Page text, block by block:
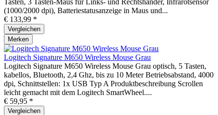
Tasten, 3 Tasten-Maus für Links- und Rechtshänder, Infrarotsensor
(1000/2000 dpi), Batteriestatusanzeige in Maus und...
€ 133,99 *
Vergleichen
Merken
Logitech Signature M650 Wireless Mouse Grau
Logitech Signature M650 Wireless Mouse Grau optisch, 5 Tasten,
kabellos, Bluetooth, 2,4 Ghz, bis zu 10 Meter Betriebsabstand, 4000
dpi, Schnittstellen: 1x USB Typ A Produktbeschreibung Scrollen
leicht gemacht mit dem Logitech SmartWheel....
€ 59,95 *
Vergleichen